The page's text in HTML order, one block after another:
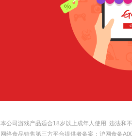
本公司游戏产品适合18岁以上成年人使用 违法和
网络食品销售第三方平台提供者备案：沪网食备